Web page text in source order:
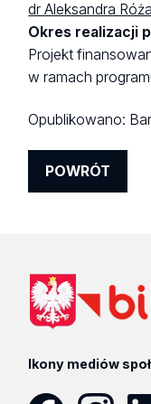
dr Aleksandra
Okres realizacji
Projekt
w ramach
Opublikowano:
POWRÓT
Ikony mediów